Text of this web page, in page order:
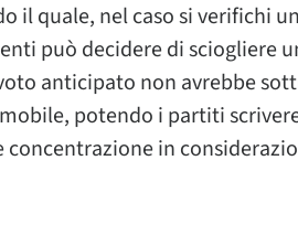
il quale, nel caso si verifichi
può decidere di sciogliere
anticipato non avrebbe
potendo i partiti
in